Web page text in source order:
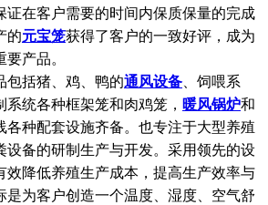
证在客户需要的时间内保质保量的完成
的元宝笼获得了客户的一致好评，成为
产品。
括猪、鸡、鸭的通风设备、饲喂系
统各种框架笼和肉鸡笼， 暖风锅炉和
各种配套设施齐备。也专注于大型养殖
设备的研制生产与开发。采用领先的设
效降低养殖生产成本，提高生产效率与
是为客户创造一个温度、湿度、空气舒